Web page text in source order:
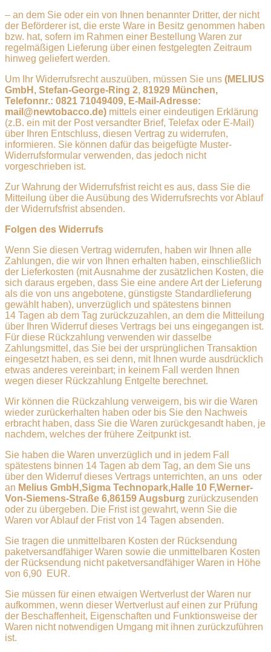
– an dem Sie oder ein von Ihnen benannter Dritter, der nicht
der Beförderer ist, die erste Ware in Besitz genommen haben
bzw. hat, sofern im Rahmen einer Bestellung Waren zur
regelmäßigen Lieferung über einen festgelegten Zeitraum
hinweg geliefert werden.
Um Ihr Widerrufsrecht auszuüben, müssen Sie uns (MELIUS
GmbH, Stefan-George-Ring 2, 81929 München,
Telefonnr.: 0821 71049409, E-Mail-Adresse:
mail@newtobacco.de) mittels einer eindeutigen Erklärung
(z.B. ein mit der Post versandter Brief, Telefax oder E-Mail)
über Ihren Entschluss, diesen Vertrag zu widerrufen,
informieren. Sie können dafür das beigefügte Muster-
Widerrufsformular verwenden, das jedoch nicht
vorgeschrieben ist.
Zur Wahrung der Widerrufsfrist reicht es aus, dass Sie die
Mitteilung über die Ausübung des Widerrufsrechts vor Ablauf
der Widerrufsfrist absenden.
Folgen des Widerrufs
Wenn Sie diesen Vertrag widerrufen, haben wir Ihnen alle
Zahlungen, die wir von Ihnen erhalten haben, einschließlich
der Lieferkosten (mit Ausnahme der zusätzlichen Kosten, die
sich daraus ergeben, dass Sie eine andere Art der Lieferung
als die von uns angebotene, günstigste Standardlieferung
gewählt haben), unverzüglich und spätestens binnen
14 Tagen ab dem Tag zurückzuzahlen, an dem die Mitteilung
über Ihren Widerruf dieses Vertrags bei uns eingegangen ist.
Für diese Rückzahlung verwenden wir dasselbe
Zahlungsmittel, das Sie bei der ursprünglichen Transaktion
eingesetzt haben, es sei denn, mit Ihnen wurde ausdrücklich
etwas anderes vereinbart; in keinem Fall werden Ihnen
wegen dieser Rückzahlung Entgelte berechnet.
Wir können die Rückzahlung verweigern, bis wir die Waren
wieder zurückerhalten haben oder bis Sie den Nachweis
erbracht haben, dass Sie die Waren zurückgesandt haben, je
nachdem, welches der frühere Zeitpunkt ist.
Sie haben die Waren unverzüglich und in jedem Fall
spätestens binnen 14 Tagen ab dem Tag, an dem Sie uns
über den Widerruf dieses Vertrags unterrichten, an uns oder
an Melius GmbH,Sigma Technopark,Halle 10 F,Werner-
Von-Siemens-Straße 6,86159 Augsburg zurückzusenden
oder zu übergeben. Die Frist ist gewahrt, wenn Sie die
Waren vor Ablauf der Frist von 14 Tagen absenden.
Sie tragen die unmittelbaren Kosten der Rücksendung
paketversandfähiger Waren sowie die unmittelbaren Kosten
der Rücksendung nicht paketversandfähiger Waren in Höhe
von 6,90 EUR.
Sie müssen für einen etwaigen Wertverlust der Waren nur
aufkommen, wenn dieser Wertverlust auf einen zur Prüfung
der Beschaffenheit, Eigenschaften und Funktionsweise der
Waren nicht notwendigen Umgang mit ihnen zurückzuführen
ist.